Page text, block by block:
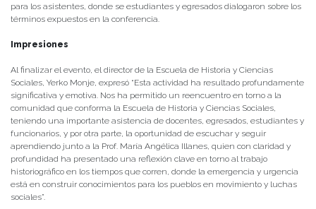
para los asistentes, donde se estudiantes y egresados dialogaron sobre los
términos expuestos en la conferencia.
Impresiones
Al finalizar el evento, el director de la Escuela de Historia y Ciencias
Sociales, Yerko Monje, expresó “Esta actividad ha resultado profundamente
significativa y emotiva. Nos ha permitido un reencuentro en torno a la
comunidad que conforma la Escuela de Historia y Ciencias Sociales,
teniendo una importante asistencia de docentes, egresados, estudiantes y
funcionarios, y por otra parte, la oportunidad de escuchar y seguir
aprendiendo junto a la Prof. María Angélica Illanes, quien con claridad y
profundidad ha presentado una reflexión clave en torno al trabajo
historiográfico en los tiempos que corren, donde la emergencia y urgencia
está en construir conocimientos para los pueblos en movimiento y luchas
sociales”.